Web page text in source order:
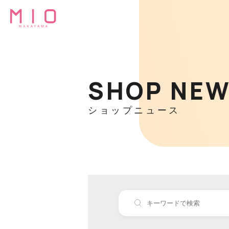
SHOP
ショップニュース